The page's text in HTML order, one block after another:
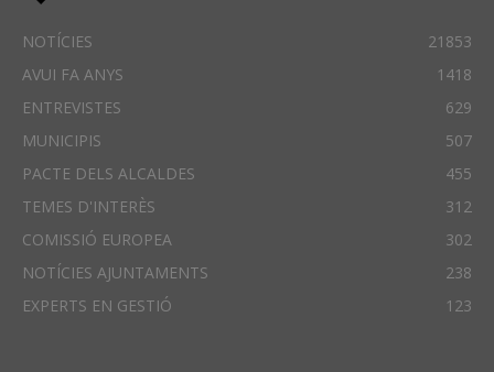
NOTÍCIES
21853
AVUI FA ANYS
1418
ENTREVISTES
629
MUNICIPIS
507
PACTE DELS ALCALDES
455
TEMES D'INTERÈS
312
COMISSIÓ EUROPEA
302
NOTÍCIES AJUNTAMENTS
238
EXPERTS EN GESTIÓ
123